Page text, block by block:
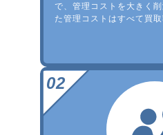
で、管理コストを大きく
た管理コストはすべて買